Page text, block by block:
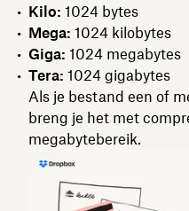
Kilo: 1024 bytes
Mega: 1024 kilobytes
Giga: 1024 megabytes
Tera: 1024 gigabytes
Als je bestand een of
breng je het met
megabytebereik.